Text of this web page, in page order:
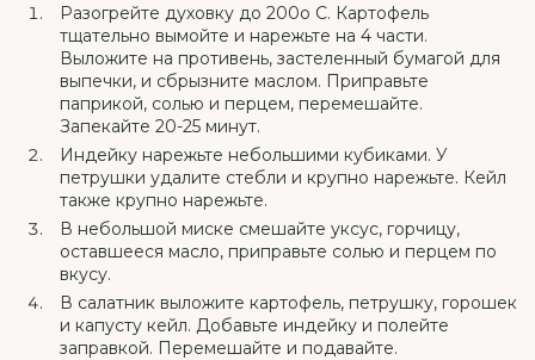
Разогрейте духовку до 200о C. Картофель
тщательно вымойте и нарежьте на 4 части.
Выложите на противень, застеленный бумагой для
выпечки, и сбрызните маслом. Приправьте
паприкой, солью и перцем, перемешайте.
Запекайте 20-25 минут.
Индейку нарежьте небольшими кубиками. У
петрушки удалите стебли и крупно нарежьте. Кейл
также крупно нарежьте.
В небольшой миске смешайте уксус, горчицу,
оставшееся масло, приправьте солью и перцем по
вкусу.
В салатник выложите картофель, петрушку, горошек
и капусту кейл. Добавьте индейку и полейте
заправкой. Перемешайте и подавайте.